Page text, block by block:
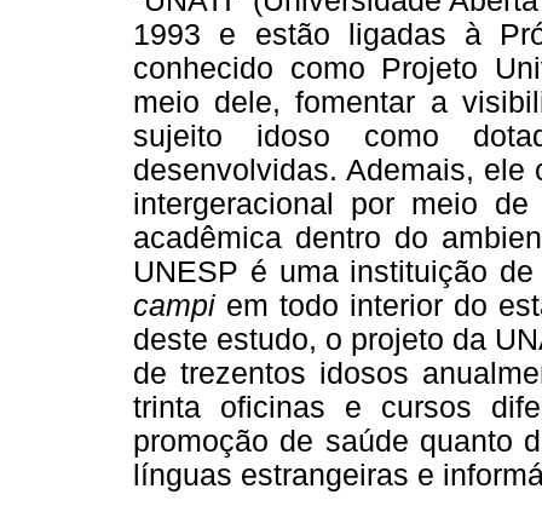
1993 e estão ligadas à
conhecido como Projeto
meio dele, fomentar a
sujeito idoso como
desenvolvidas. Ademais, ele
intergeracional por meio
acadêmica dentro do
UNESP é uma instituição
campi em todo interior do
deste estudo, o projeto da
de trezentos idosos
trinta oficinas e cursos
promoção de saúde quanto
línguas estrangeiras e